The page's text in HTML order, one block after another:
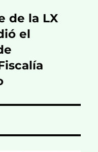
de la LX
el